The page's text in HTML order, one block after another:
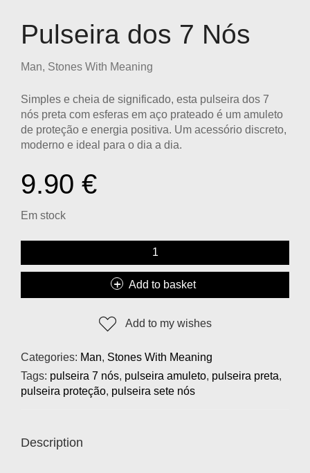
Pulseira dos 7 Nós
Man, Stones With Meaning
Simples e cheia de significado, esta pulseira dos 7
nós preta com esferas em aço prateado é um amuleto
de proteção e energia positiva. Um acessório discreto,
moderno e ideal para o dia a dia.
9.90 €
Em stock
Add to basket
Add to my wishes
Categories: Man, Stones With Meaning
Tags: pulseira 7 nós, pulseira amuleto, pulseira preta,
pulseira proteção, pulseira sete nós
Description